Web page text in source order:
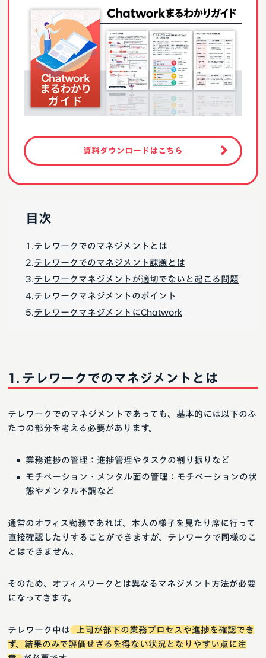
資料ダウンロードはこちら
目次
テレワークでのマネジメントとは
テレワークでのマネジメント課題とは
テレワークマネジメントが適切でないと起こる問題
テレワークマネジメントのポイント
テレワークマネジメントにChatwork
テレワークでのマネジメントとは
テレワークでのマネジメントであっても、基本的には以下のふ
たつの部分を考える必要があります。
業務進捗の管理：進捗管理やタスクの割り振りなど
モチベーション・メンタル面の管理：モチベーションの状
態やメンタル不調など
通常のオフィス勤務であれば、本人の様子を見たり席に行って
直接確認したりすることができますが、テレワークで同様のこ
とはできません。
そのため、オフィスワークとは異なるマネジメント方法が必要
になってきます。
テレワーク中は
上司が部下の業務プロセスや進捗を確認でき
ず、結果のみで評価せざるを得ない状況となりやすい点に注